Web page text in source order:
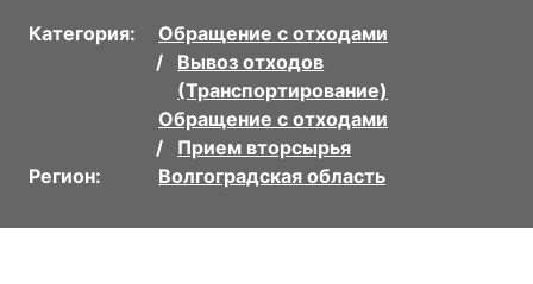
Категория:
Обращение с отходами
Вывоз отходов
(Транспортирование)
Обращение с отходами
Прием вторсырья
Регион:
Волгоградская область